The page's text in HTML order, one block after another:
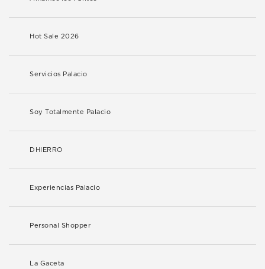
Hot Sale 2026
Servicios Palacio
Soy Totalmente Palacio
DHIERRO
Experiencias Palacio
Personal Shopper
La Gaceta